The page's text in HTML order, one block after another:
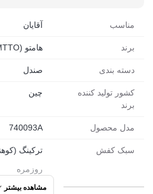
مناسب آقایان
برند هامتو (HUMTTO)
دسته بندی صندل
کشور تولید کننده
برند
چین
مدل محصول 740093A
سبک کفش
ترکینگ
روزمره
تابستانی
مشاهده بیشتر